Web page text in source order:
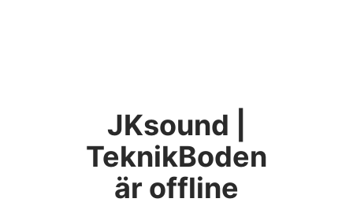
JKsound |
TeknikBoden
är offline